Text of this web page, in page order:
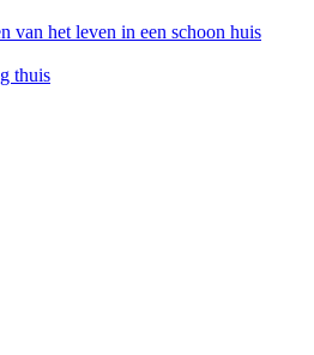
van het leven in een schoon huis
thuis